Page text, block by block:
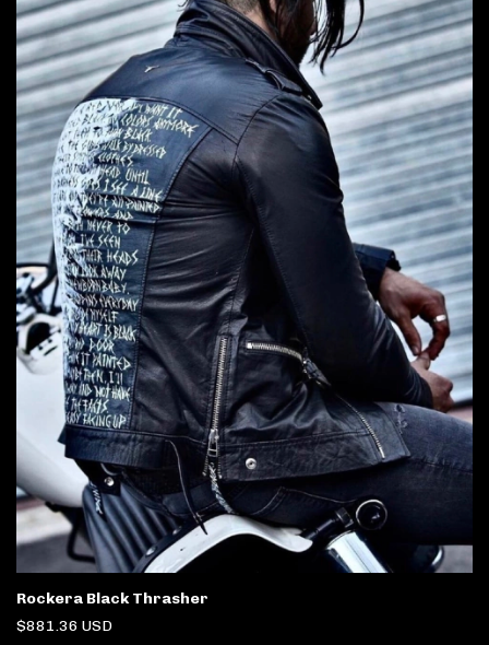
Rockera Black Thrasher
$881.36 USD